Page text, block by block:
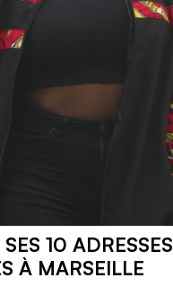
10 ADRESSES
À MARSEILLE